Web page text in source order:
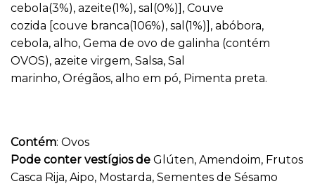
cebola(3%), azeite(1%), sal(0%)], Couve
cozida [couve branca(106%), sal(1%)], abóbora,
cebola, alho, Gema de ovo de galinha (contém
OVOS), azeite virgem, Salsa, Sal
marinho, Orégãos, alho em pó, Pimenta preta.
Contém: Ovos
Pode conter vestígios de Glúten, Amendoim, Frutos
Casca Rija, Aipo, Mostarda, Sementes de Sésamo